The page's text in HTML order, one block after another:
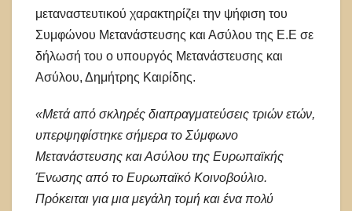
μεταναστευτικού χαρακτηρίζει την ψήφιση του
Συμφώνου Μετανάστευσης και Ασύλου της Ε.Ε σε
δήλωσή του ο υπουργός Μετανάστευσης και
Ασύλου, Δημήτρης Καιρίδης.
«Μετά από σκληρές διαπραγματεύσεις τριών ετών,
υπερψηφίστηκε σήμερα το Σύμφωνο
Μετανάστευσης και Ασύλου της Ευρωπαϊκής
Ένωσης από το Ευρωπαϊκό Κοινοβούλιο.
Πρόκειται για μια μεγάλη τομή και ένα πολύ